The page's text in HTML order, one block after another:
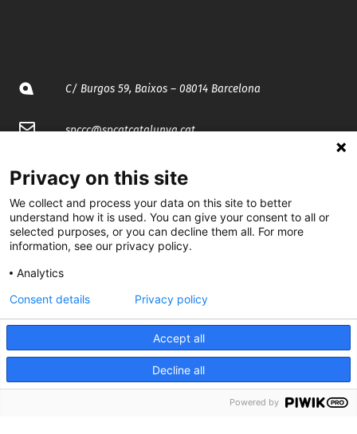
C/ Burgos 59, Baixos – 08014 Barcelona
spccc@spcgtcatalunya.cat
@CGTCatalunya
cgtcatalunya
CGTCatalunya
cgtcatalunya
Desenvolupat per
Privacy on this site
We collect and process your data on this site to better
understand how it is used. You can give your consent to all or
selected purposes, or you can decline them all. For more
information, see our privacy policy.
Analytics
Accept all
Decline all
Consent details Privacy policy
Powered by